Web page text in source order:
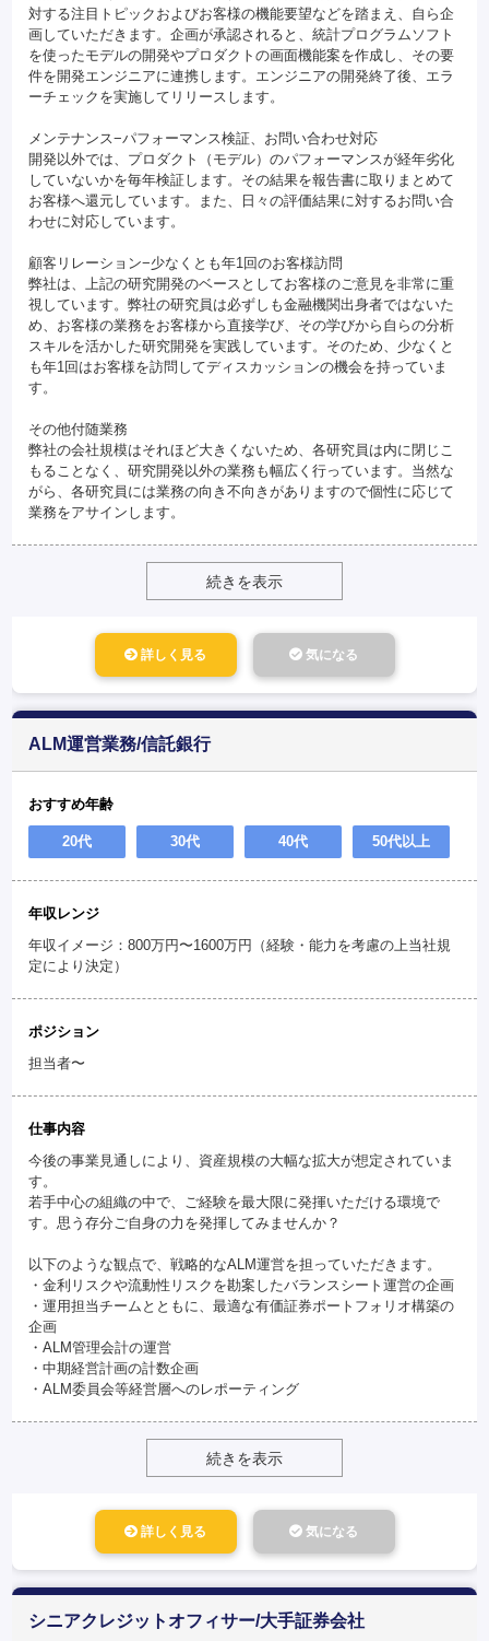
対する注目トピックおよびお客様の機能要望などを踏まえ、自ら企
画していただきます。企画が承認されると、統計プログラムソフト
を使ったモデルの開発やプロダクトの画面機能案を作成し、その要
件を開発エンジニアに連携します。エンジニアの開発終了後、エラ
ーチェックを実施してリリースします。
メンテナンス−パフォーマンス検証、お問い合わせ対応
開発以外では、プロダクト（モデル）のパフォーマンスが経年劣化
していないかを毎年検証します。その結果を報告書に取りまとめて
お客様へ還元しています。また、日々の評価結果に対するお問い合
わせに対応しています。
顧客リレーション−少なくとも年1回のお客様訪問
弊社は、上記の研究開発のベースとしてお客様のご意見を非常に重
視しています。弊社の研究員は必ずしも金融機関出身者ではないた
め、お客様の業務をお客様から直接学び、その学びから自らの分析
スキルを活かした研究開発を実践しています。そのため、少なくと
も年1回はお客様を訪問してディスカッションの機会を持っていま
す。
その他付随業務
弊社の会社規模はそれほど大きくないため、各研究員は内に閉じこ
もることなく、研究開発以外の業務も幅広く行っています。当然な
がら、各研究員には業務の向き不向きがありますので個性に応じて
業務をアサインします。
続きを表示
詳しく見る 気になる
ALM運営業務/信託銀行
おすすめ年齢
20代 30代 40代 50代以上
年収レンジ
年収イメージ：800万円〜1600万円（経験・能力を考慮の上当社規
定により決定）
ポジション
担当者〜
仕事内容
今後の事業見通しにより、資産規模の大幅な拡大が想定されていま
す。
若手中心の組織の中で、ご経験を最大限に発揮いただける環境で
す。思う存分ご自身の力を発揮してみませんか？
以下のような観点で、戦略的なALM運営を担っていただきます。
・金利リスクや流動性リスクを勘案したバランスシート運営の企画
・運用担当チームとともに、最適な有価証券ポートフォリオ構築の
企画
・ALM管理会計の運営
・中期経営計画の計数企画
・ALM委員会等経営層へのレポーティング
続きを表示
詳しく見る 気になる
シニアクレジットオフィサー/大手証券会社